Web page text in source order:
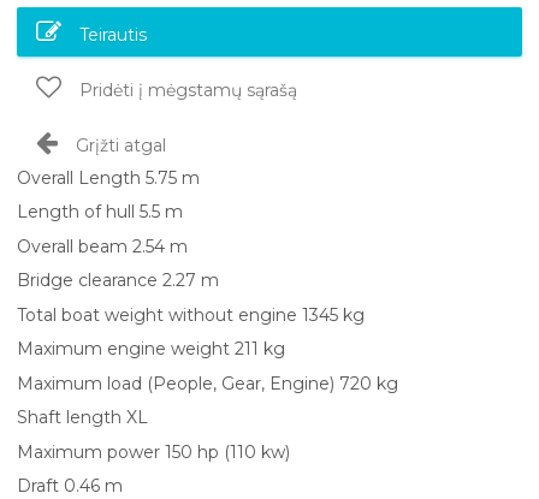
Teirautis
Pridėti į mėgstamų sąrašą
Grįžti atgal
Overall Length 5.75 m
Length of hull 5.5 m
Overall beam 2.54 m
Bridge clearance 2.27 m
Total boat weight without engine 1345 kg
Maximum engine weight 211 kg
Maximum load (People, Gear, Engine) 720 kg
Shaft length XL
Maximum power 150 hp (110 kw)
Draft 0.46 m